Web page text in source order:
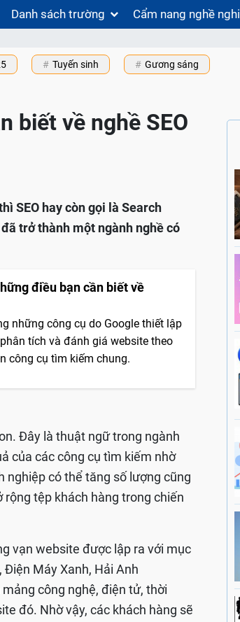
Danh sách trường Cẩm nang nghề
Tuyến sinh Gương sáng
biết về nghề SEO
SEO hay còn gọi là Search
trở thành một ngành nghề có
điều bạn cần biết về
những công cụ do Google thiết lập
tích và đánh giá website theo
công cụ tìm kiếm chung.
Đây là thuật ngữ trong ngành
của các công cụ tìm kiếm nhờ
nghiệp có thể tăng số lượng cũng
tệp khách hàng trong chiến
vạn website được lập ra với mục
Máy Xanh, Hải Anh
công nghệ, điện tử, thời
đó. Nhờ vậy, các khách hàng sẽ